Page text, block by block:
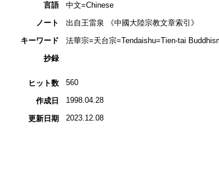
言語
中文=Chinese
ノート
出自王雷泉 《中國大陸宗教文章索引》
キーワード
法華宗=天台宗=Tendaishu=Tien-tai
抄録
ヒット数 560
作成日 1998.04.28
更新日期 2023.12.08